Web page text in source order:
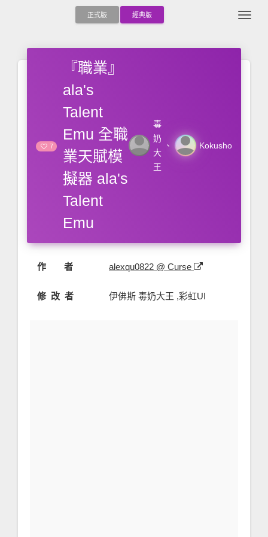
正式版 經典版
7
『職業』
ala's
Talent
Emu 全職
業天賦模
擬器 ala's
Talent
Emu
person
毒
奶
大
王
、 person Kokusho
作 者 alexqu0822 @ Curse
修 改 者 伊佛斯 毒奶大王 ,彩虹UI